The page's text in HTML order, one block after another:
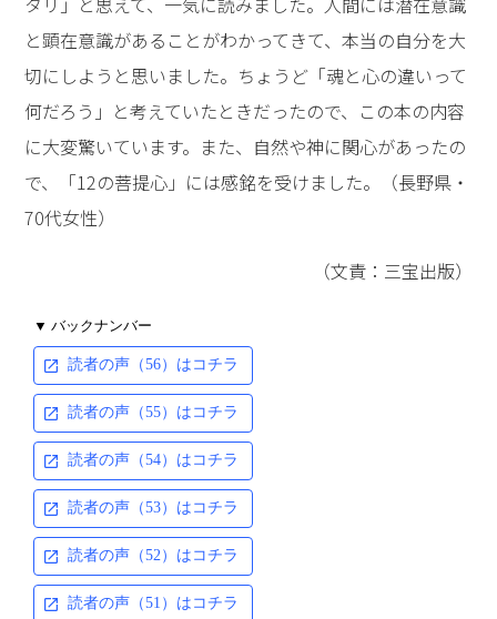
と顕在意識があることがわかってきて、本当の自分を大
切にしようと思いました。ちょうど「魂と心の違いって
何だろう」と考えていたときだったので、この本の内容
に大変驚いています。また、自然や神に関心があったの
で、「12の菩提心」には感銘を受けました。（長野県・
70代女性）
（文責：三宝出版）